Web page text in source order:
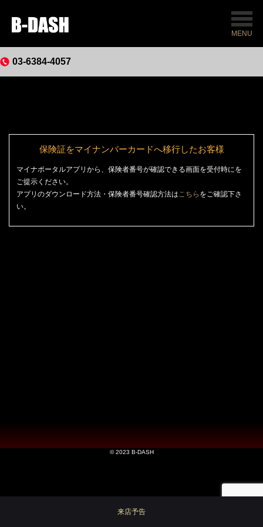
MENU
03-6384-4057
保険証をマイナンバーカードへ移行したお客様
マイナポータルアプリから、保険者番号が確認できる画面を受付時にを
ご提示ください。
アプリのダウンロード方法・保険者番号確認方法はこちら をご確認下さ
い。
© 2023 B-DASH
来店予告